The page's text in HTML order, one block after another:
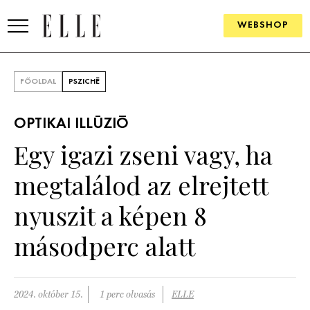
WEBSHOP
SZÉPSÉG
KULTÚRA
PSZICHÉ
PÁRKAPCSOLAT
FŐOLDAL PSZICHÉ
OPTIKAI ILLÚZIÓ
Egy igazi zseni vagy, ha
megtalálod az elrejtett
nyuszit a képen 8
másodperc alatt
2024. október 15. 1 perc olvasás ELLE